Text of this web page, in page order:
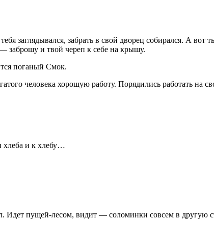
забрать в свой дворец собирался. А вот
заброшу и твой череп к себе на крышу.
поганый Смок.
человека хорошую работу. Порядились работать на
хлеба и к хлебу…
пущей-лесом, видит — соломинки совсем в другую